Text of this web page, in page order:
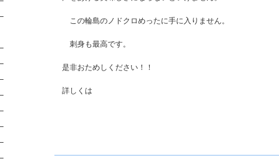
この輪島のノドクロめったに手に入りません。
刺身も最高です。
是非おためしください！！
詳しくは